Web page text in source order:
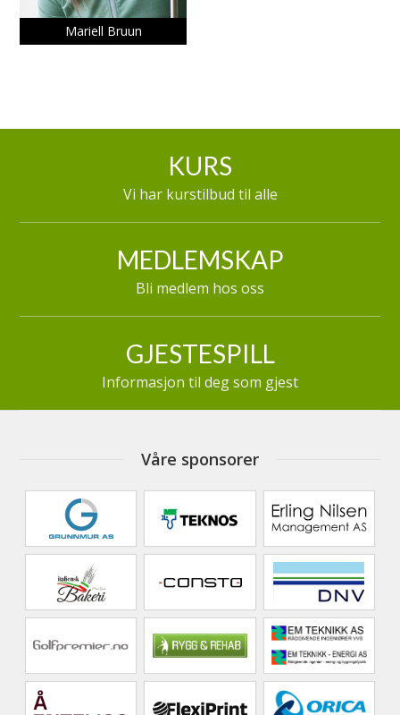
Mariell Bruun
KURS
Vi har kurstilbud til alle
MEDLEMSKAP
Bli medlem hos oss
GJESTESPILL
Informasjon til deg som gjest
Våre sponsorer